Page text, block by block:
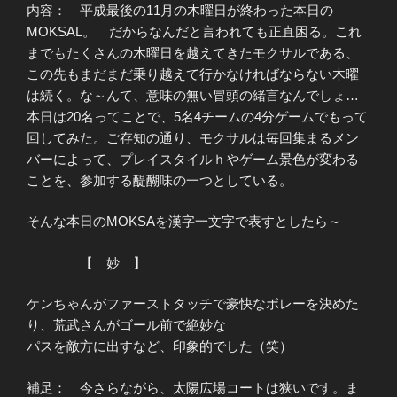
内容： 平成最後の11月の木曜日が終わった本日の
MOKSAL。 だからなんだと言われても正直困る。これ
までもたくさんの木曜日を越えてきたモクサルである、
この先もまだまだ乗り越えて行かなければならない木曜
は続く。な～んて、意味の無い冒頭の緒言なんでしょ…
本日は20名ってことで、5名4チームの4分ゲームでもって
回してみた。ご存知の通り、モクサルは毎回集まるメン
バーによって、プレイスタイルｈやゲーム景色が変わる
ことを、参加する醍醐味の一つとしている。
そんな本日のMOKSAを漢字一文字で表すとしたら～
【 妙 】
ケンちゃんがファーストタッチで豪快なボレーを決めた
り、荒武さんがゴール前で絶妙な
パスを敵方に出すなど、印象的でした（笑）
補足： 今さらながら、太陽広場コートは狭いです。ま